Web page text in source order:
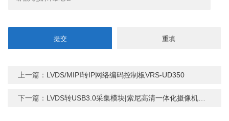
上一篇： LVDS/MIPI转IP网络编码控制板VRS-UD350
下一篇： LVDS转USB3.0采集模块|索尼高清一体化摄像机视频编码板